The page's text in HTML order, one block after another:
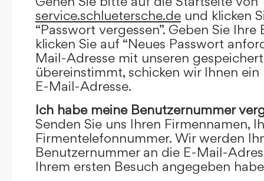
service.schluetersche.de und klicken
“Passwort vergessen”. Geben Sie
klicken Sie auf “Neues Passwort
Mail-Adresse mit unseren
übereinstimmt, schicken wir Ihnen
E-Mail-Adresse.
Ich habe meine Benutzernummer
Senden Sie uns Ihren Firmennamen,
Firmentelefonnummer. Wir werden
Benutzernummer an die E-Mail-
Ihrem ersten Besuch angegeben